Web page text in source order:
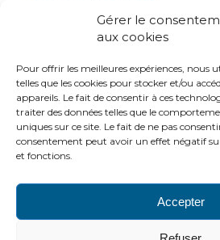
Gérer le
aux cookies
Pour offrir les meilleures expériences, nous
telles que les cookies pour stocker et/ou
appareils. Le fait de consentir à ces
traiter des données telles que le
uniques sur ce site. Le fait de ne pas
consentement peut avoir un effet négatif
et fonctions.
Accepter